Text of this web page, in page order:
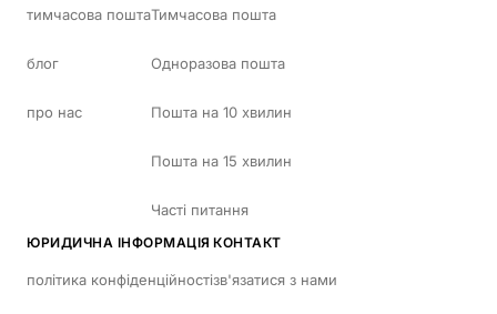
тимчасова пошта
блог
про нас
Тимчасова пошта
Одноразова пошта
Пошта на 10 хвилин
Пошта на 15 хвилин
Часті питання
ЮРИДИЧНА ІНФОРМАЦІЯ
політика конфіденційності
КОНТАКТ
зв'язатися з нами